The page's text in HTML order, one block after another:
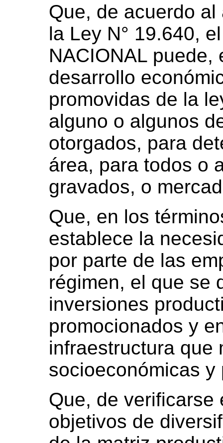
Que, de acuerdo
la Ley N° 19.640,
NACIONAL
desarrollo
promovidas de la
alguno o algunos
otorgados, para
área, para todos o
gravados, o
Que, en los
establece la
por parte de las
régimen, el que se
inversiones
promocionados y
infraestructura que
socioeconómicas
Que, de verificarse
objetivos de